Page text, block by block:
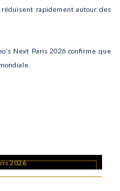
rapidement autour des
Next Paris 2026 confirme que